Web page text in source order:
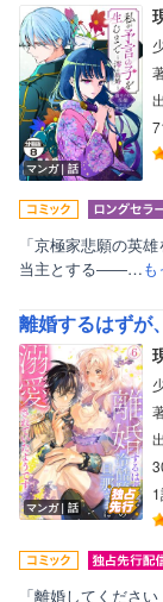
マンガ｜話
「京極家悲願の英
当主とする――…
マンガ｜話
「離婚してくださ